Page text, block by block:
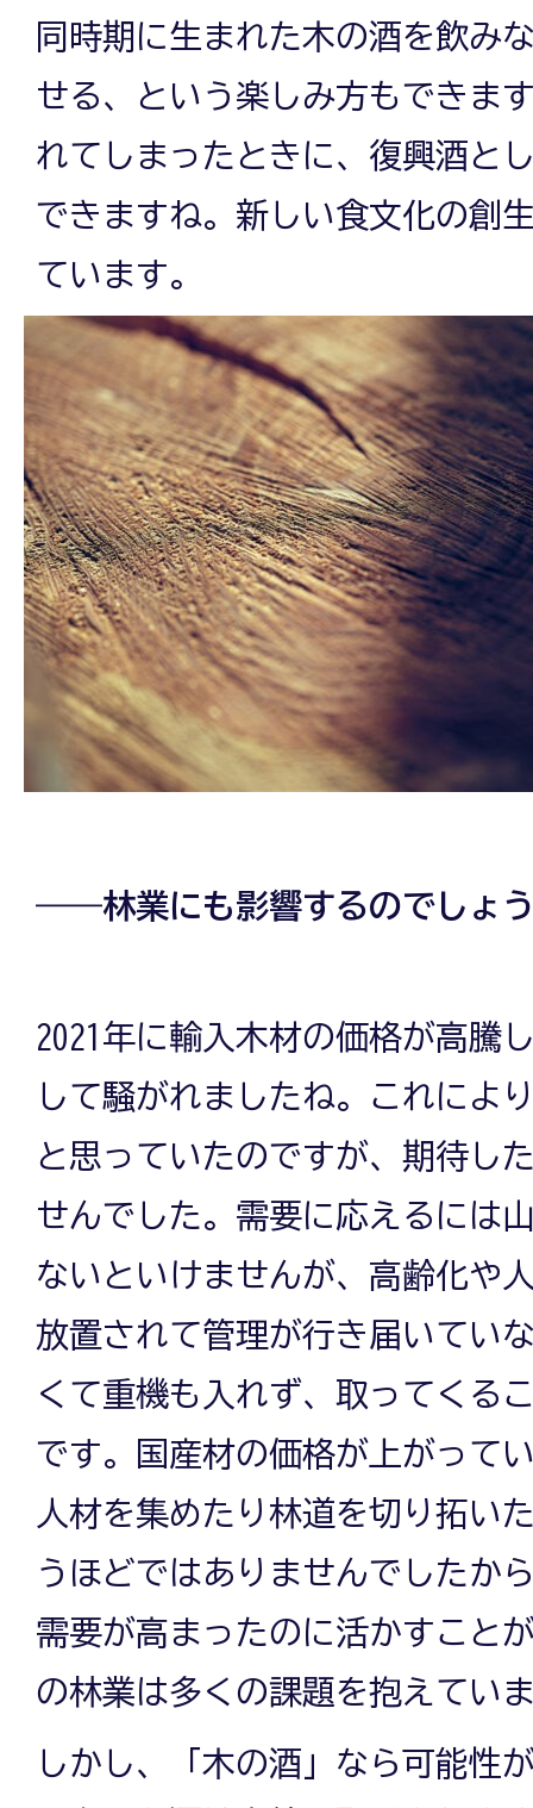
同時期に生まれた木の酒を飲み
せる、という楽しみ方もできま
れてしまったときに、復興酒と
できますね。新しい食文化の創
ています。
――林業にも影響するのでしょ
2021年に輸入木材の価格が高騰
して騒がれましたね。これによ
と思っていたのですが、期待し
せんでした。需要に応えるには
ないといけませんが、高齢化や
放置されて管理が行き届いてい
くて重機も入れず、取ってくる
です。国産材の価格が上がって
人材を集めたり林道を切り拓い
うほどではありませんでしたか
需要が高まったのに活かすこと
の林業は多くの課題を抱えてい
しかし、「木の酒」なら可能性